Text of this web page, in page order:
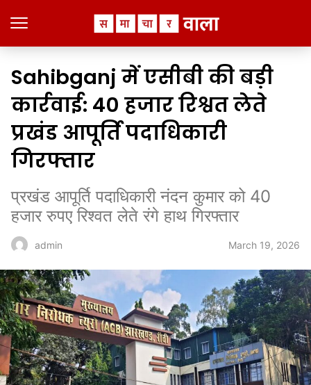
Sahibganj में एसीबी की बड़ी
कार्रवाई: 40 हजार रिश्वत लेते
प्रखंड आपूर्ति पदाधिकारी
गिरफ्तार
प्रखंड आपूर्ति पदाधिकारी नंदन कुमार को 40
हजार रुपए रिश्वत लेते रंगे हाथ गिरफ्तार
admin March 19, 2026